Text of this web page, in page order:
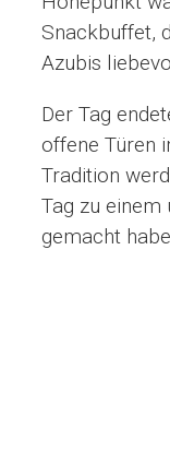
Snackbuffet,
Azubis
Der Tag
offene Türen
Tradition
Tag zu einem
gemacht